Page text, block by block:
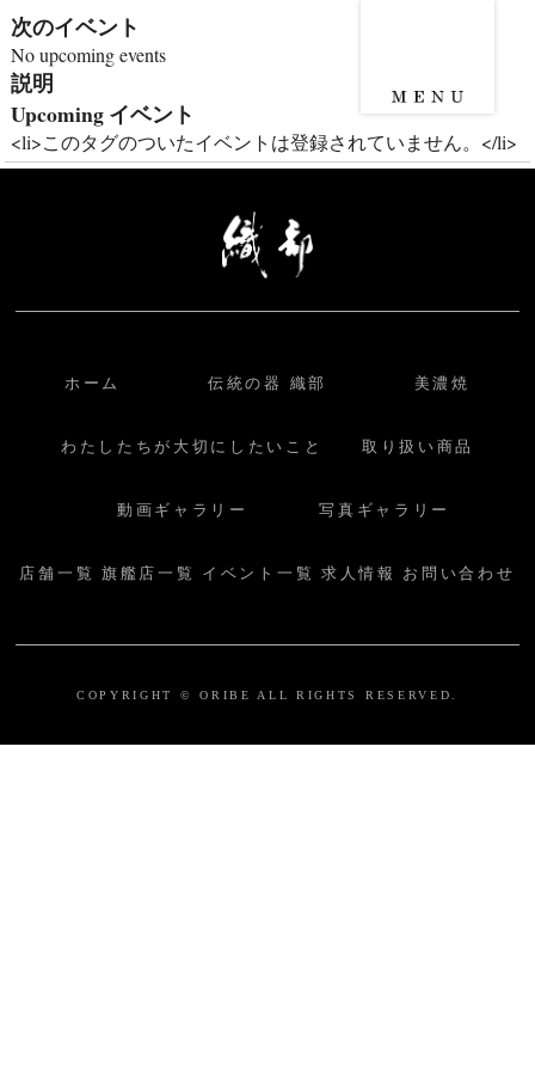
次のイベント
No upcoming events
説明
Upcoming イベント
<li>このタグのついたイベントは登録されていません。</li>
ホーム 伝統の器 織部 美濃焼
わたしたちが大切にしたいこと 取り扱い商品
動画ギャラリー 写真ギャラリー
店舗一覧 旗艦店一覧 イベント一覧 求人情報 お問い合わせ
COPYRIGHT © ORIBE ALL RIGHTS RESERVED.